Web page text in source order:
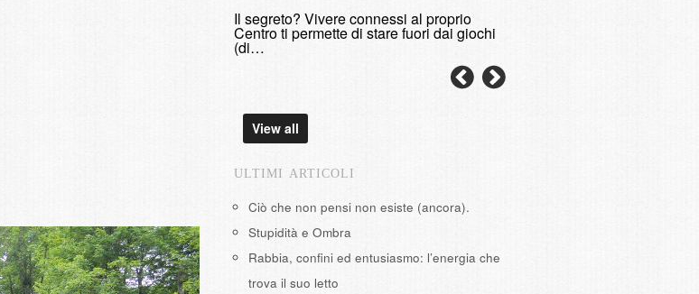
Il segreto? Vivere connessi al proprio
Centro ti permette di stare fuori dai giochi
(di…
View all
ULTIMI ARTICOLI
Ciò che non pensi non esiste (ancora).
Stupidità e Ombra
Rabbia, confini ed entusiasmo: l’energia che
trova il suo letto